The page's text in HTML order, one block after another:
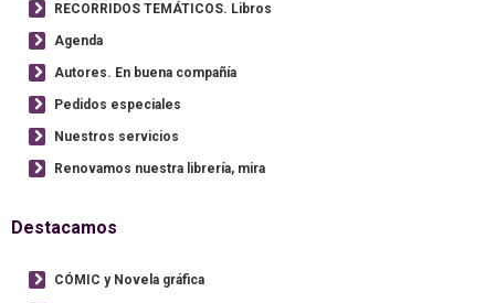
RECORRIDOS TEMÁTICOS. Libros
Agenda
Autores. En buena compañía
Pedidos especiales
Nuestros servicios
Renovamos nuestra librería, mira
Destacamos
CÓMIC y Novela gráfica